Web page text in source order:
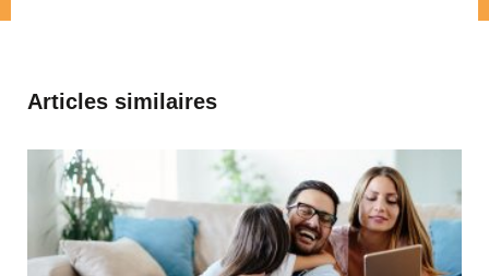
Articles similaires